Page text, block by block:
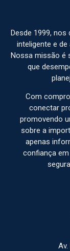
Desde 1999,
inteligente e
Nossa missão é
que
Com
conectar
promovendo
sobre a
apenas
confiança